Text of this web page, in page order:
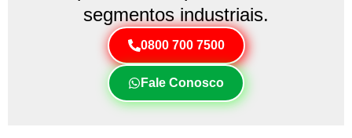
segmentos industriais.
0800 700 7500
Fale Conosco